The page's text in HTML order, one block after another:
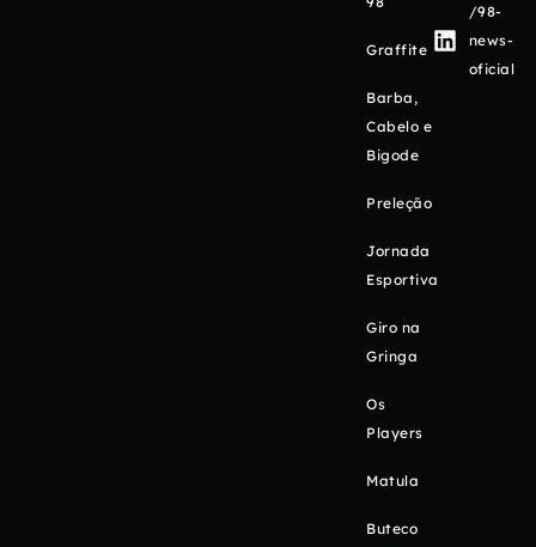
Graffite
Barba,
Cabelo e
Bigode
Preleção
Jornada
Esportiva
Giro na
Gringa
Os
Players
Matula
Buteco
/98-
news-
oficial